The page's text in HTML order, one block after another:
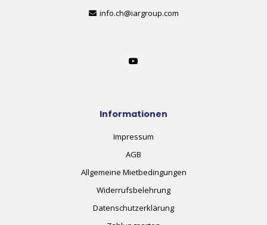
info.ch@iargroup.com
Informationen
Impressum
AGB
Allgemeine Mietbedingungen
Widerrufsbelehrung
Datenschutzerklärung